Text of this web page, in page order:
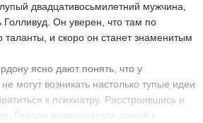
двадцативосьмилетний мужчина,
Голливуд. Он уверен, что там по
таланты, и скоро он станет знаменитым
ясно дают понять, что у
могут возникать настолько тупые идеи
к психиатру. Расстроившись и
Гордон возвращается домой к